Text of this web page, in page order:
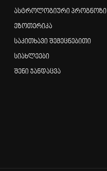
ასტროლოგიური პროგნოზი
ეზოთერიკა
საკითხავი შემეცნებითი
სიახლეები
შენი ჯანდაცვა